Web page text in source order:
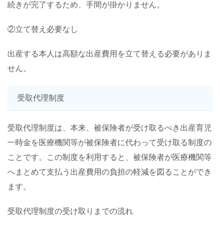
続きが完了するため、手間が掛かりません。
②立て替え必要なし
出産する本人は高額な出産費用を立て替える必要がありま
せん。
受取代理制度
受取代理制度は、本来、被保険者が受け取るべき出産育児
一時金を医療機関等が被保険者に代わって受け取る制度の
ことです。この制度を利用すると、被保険者が医療機関等
へまとめて支払う出産費用の負担の軽減を図ることができ
ます。
受取代理制度の受け取りまでの流れ